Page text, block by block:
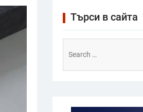
Търси в сайта
for: